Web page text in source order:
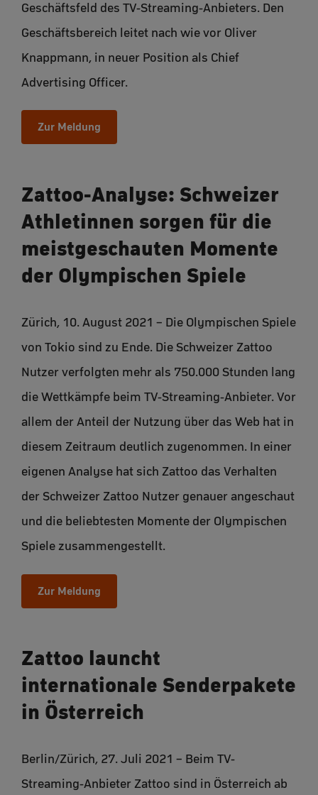
Geschäftsfeld des TV-Streaming-Anbieters. Den
Geschäftsbereich leitet nach wie vor Oliver
Knappmann, in neuer Position als Chief
Advertising Officer.
Zur Meldung
Zattoo-Analyse: Schweizer
Athletinnen sorgen für die
meistgeschauten Momente
der Olympischen Spiele
Zürich, 10. August 2021 – Die Olympischen Spiele
von Tokio sind zu Ende. Die Schweizer Zattoo
Nutzer verfolgten mehr als 750.000 Stunden lang
die Wettkämpfe beim TV-Streaming-Anbieter. Vor
allem der Anteil der Nutzung über das Web hat in
diesem Zeitraum deutlich zugenommen. In einer
eigenen Analyse hat sich Zattoo das Verhalten
der Schweizer Zattoo Nutzer genauer angeschaut
und die beliebtesten Momente der Olympischen
Spiele zusammengestellt.
Zur Meldung
Zattoo launcht
internationale Senderpakete
in Österreich
Berlin/Zürich, 27. Juli 2021 – Beim TV-
Streaming-Anbieter Zattoo sind in Österreich ab